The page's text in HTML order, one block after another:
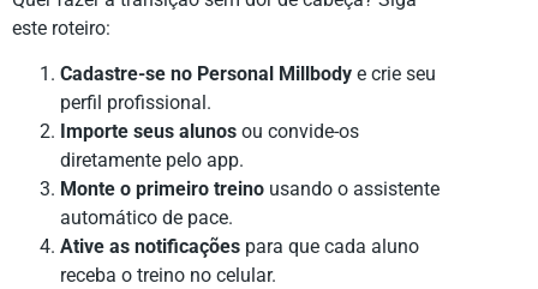
este roteiro:
Cadastre-se no Personal Millbody e crie seu
perfil profissional.
Importe seus alunos ou convide-os
diretamente pelo app.
Monte o primeiro treino usando o assistente
automático de pace.
Ative as notificações para que cada aluno
receba o treino no celular.